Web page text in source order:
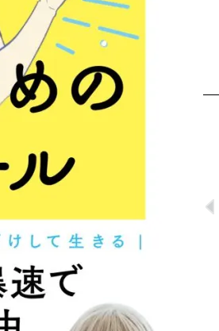
スピリチュアルは現実を動
かす原動力～あ…